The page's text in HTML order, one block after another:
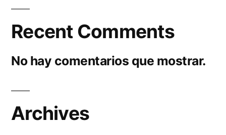
Recent Comments
No hay comentarios que mostrar.
Archives